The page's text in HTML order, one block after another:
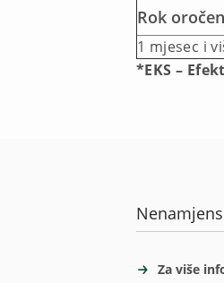
Rok
1 mjesec i
*EKS –
Za više